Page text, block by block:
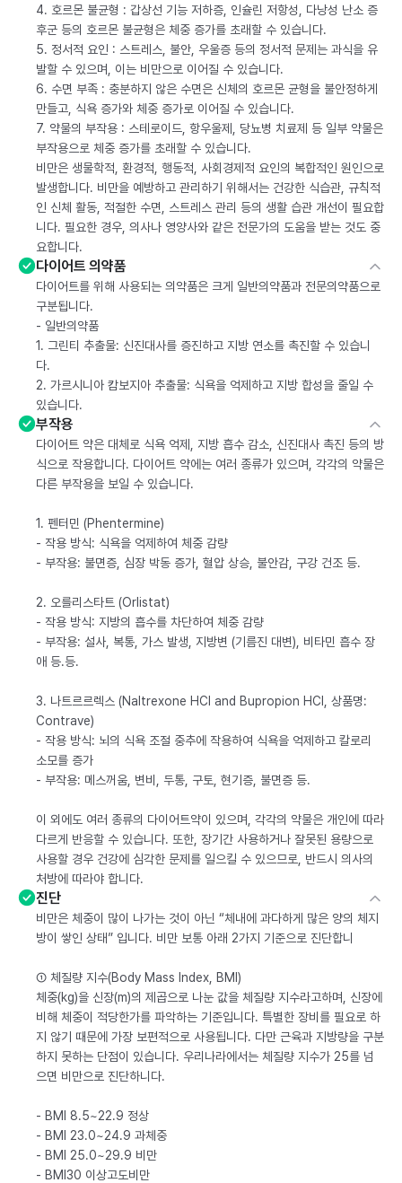
4. 호르몬 불균형 : 갑상선 기능 저하증, 인슐린 저항성, 다낭성 난소 증
후군 등의 호르몬 불균형은 체중 증가를 초래할 수 있습니다.
5. 정서적 요인 : 스트레스, 불안, 우울증 등의 정서적 문제는 과식을 유
발할 수 있으며, 이는 비만으로 이어질 수 있습니다.
6. 수면 부족 : 충분하지 않은 수면은 신체의 호르몬 균형을 불안정하게
만들고, 식욕 증가와 체중 증가로 이어질 수 있습니다.
7. 약물의 부작용 : 스테로이드, 항우울제, 당뇨병 치료제 등 일부 약물은
부작용으로 체중 증가를 초래할 수 있습니다.
비만은 생물학적, 환경적, 행동적, 사회경제적 요인의 복합적인 원인으로
발생합니다. 비만을 예방하고 관리하기 위해서는 건강한 식습관, 규칙적
인 신체 활동, 적절한 수면, 스트레스 관리 등의 생활 습관 개선이 필요합
니다. 필요한 경우, 의사나 영양사와 같은 전문가의 도움을 받는 것도 중
요합니다.
다이어트 의약품
다이어트를 위해 사용되는 의약품은 크게 일반의약품과 전문의약품으로
구분됩니다.
- 일반의약품
1. 그린티 추출물: 신진대사를 증진하고 지방 연소를 촉진할 수 있습니
다.
2. 가르시니아 캄보지아 추출물: 식욕을 억제하고 지방 합성을 줄일 수
있습니다.
부작용
다이어트 약은 대체로 식욕 억제, 지방 흡수 감소, 신진대사 촉진 등의 방
식으로 작용합니다. 다이어트 약에는 여러 종류가 있으며, 각각의 약물은
다른 부작용을 보일 수 있습니다.
1. 펜터민 (Phentermine)
- 작용 방식: 식욕을 억제하여 체중 감량
- 부작용: 불면증, 심장 박동 증가, 혈압 상승, 불안감, 구강 건조 등.
2. 오를리스타트 (Orlistat)
- 작용 방식: 지방의 흡수를 차단하여 체중 감량
- 부작용: 설사, 복통, 가스 발생, 지방변 (기름진 대변), 비타민 흡수 장
애 등.등.
3. 나트르르렉스 (Naltrexone HCl and Bupropion HCl, 상품명:
Contrave)
- 작용 방식: 뇌의 식욕 조절 중추에 작용하여 식욕을 억제하고 칼로리
소모를 증가
- 부작용: 메스꺼움, 변비, 두통, 구토, 현기증, 불면증 등.
이 외에도 여러 종류의 다이어트약이 있으며, 각각의 약물은 개인에 따라
다르게 반응할 수 있습니다. 또한, 장기간 사용하거나 잘못된 용량으로
사용할 경우 건강에 심각한 문제를 일으킬 수 있으므로, 반드시 의사의
처방에 따라야 합니다.
진단
비만은 체중이 많이 나가는 것이 아닌 “체내에 과다하게 많은 양의 체지
방이 쌓인 상태” 입니다. 비만 보통 아래 2가지 기준으로 진단합니
① 체질량 지수(Body Mass Index, BMI)
체중(kg)을 신장(m)의 제곱으로 나눈 값을 체질량 지수라고하며, 신장에
비해 체중이 적당한가를 파악하는 기준입니다. 특별한 장비를 필요로 하
지 않기 때문에 가장 보편적으로 사용됩니다. 다만 근육과 지방량을 구분
하지 못하는 단점이 있습니다. 우리나라에서는 체질량 지수가 25를 넘
으면 비만으로 진단하니다.
- BMI 8.5~22.9 정상
- BMI 23.0~24.9 과체중
- BMI 25.0~29.9 비만
- BMI30 이상고도비만